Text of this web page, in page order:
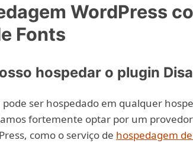
WordPress
Fonts
hospedar o plugin
pode ser hospedado em qualquer
fortemente optar por um
como o serviço de hospedagem